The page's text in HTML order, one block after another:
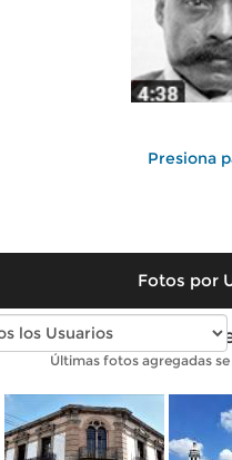
Presiona
Fotos por
Fotos modernas
Últimas fotos agregadas